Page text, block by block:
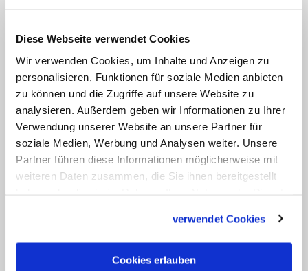
Diese Webseite verwendet Cookies
Wir verwenden Cookies, um Inhalte und Anzeigen zu
personalisieren, Funktionen für soziale Medien anbieten
zu können und die Zugriffe auf unsere Website zu
analysieren. Außerdem geben wir Informationen zu Ihrer
Verwendung unserer Website an unsere Partner für
soziale Medien, Werbung und Analysen weiter. Unsere
Partner führen diese Informationen möglicherweise mit
weiteren Daten zusammen, die Sie ihnen bereitgestellt
verwendet Cookies
Cookies erlauben
staatlichen Unabhängigkeit durch den
Königs Nabonid im Jahre 552 v. Chr.
wieder.